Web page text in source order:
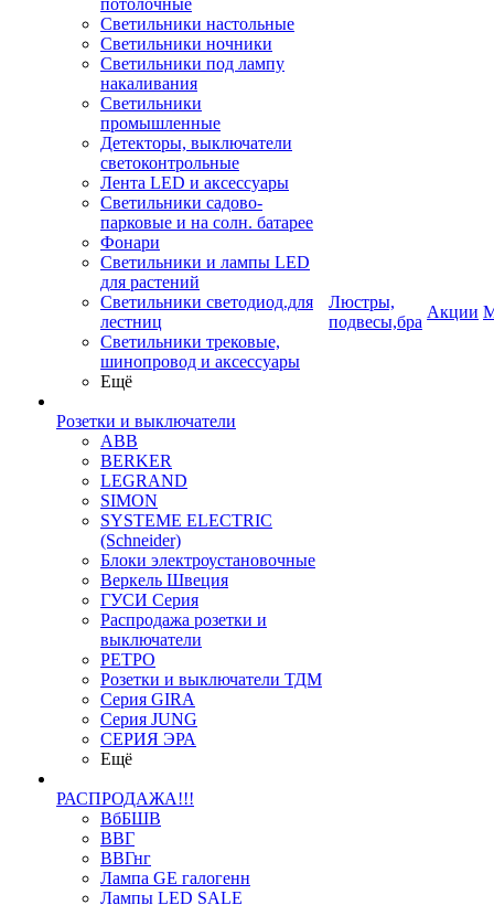
потолочные
Светильники настольные
Светильники ночники
Светильники под лампу
накаливания
Светильники
промышленные
Детекторы, выключатели
светоконтрольные
Лента LED и аксессуары
Светильники садово-
парковые и на солн. батарее
Фонари
Светильники и лампы LED
для растений
Светильники светодиод.для
лестниц
Светильники трековые,
шинопровод и аксессуары
Ещё
Розетки и выключатели
ABB
BERKER
LEGRAND
SIMON
SYSTEME ELECTRIC
(Schneider)
Блоки электроустановочные
Веркель Швеция
ГУСИ Серия
Распродажа розетки и
выключатели
РЕТРО
Розетки и выключатели ТДМ
Серия GIRA
Серия JUNG
СЕРИЯ ЭРА
Ещё
РАСПРОДАЖА!!!
ВбБШВ
ВВГ
ВВГнг
Лампа GE галогенн
Лампы LED SALE
Люстры,
подвесы,бра
Акции